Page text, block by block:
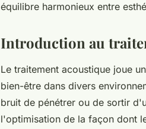
équilibre harmonieux entre
Introduction au
Le traitement acoustique joue
bien-être dans divers
bruit de pénétrer ou de sortir
l'optimisation de la façon dont